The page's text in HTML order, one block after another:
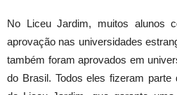
No Liceu Jardim, muitos alunos
aprovação nas universidades
também foram aprovados em
do Brasil. Todos eles fizeram parte